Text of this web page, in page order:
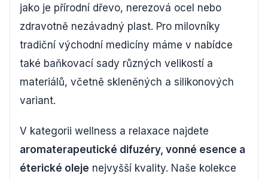
jako je přírodní dřevo, nerezová ocel nebo
zdravotně nezávadný plast. Pro milovníky
tradiční východní medicíny máme v nabídce
také baňkovací sady různých velikostí a
materiálů, včetně skleněných a silikonových
variant.
V kategorii wellness a relaxace najdete
aromaterapeutické difuzéry, vonné esence a
éterické oleje nejvyšší kvality. Naše kolekce